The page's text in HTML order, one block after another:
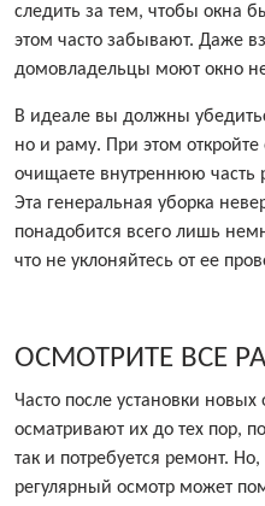
следить за тем, чтобы окна
этом часто забывают. Даже
домовладельцы моют окно
В идеале вы должны
но и раму. При этом
очищаете внутреннюю часть
Эта генеральная уборка
понадобится всего лишь
что не уклоняйтесь от ее
ОСМОТРИТЕ ВСЕ
Часто после установки
осматривают их до тех пор,
так и потребуется ремонт.
регулярный осмотр может